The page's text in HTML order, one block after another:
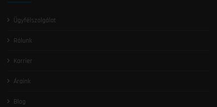
Ügyfélszolgálat
Rólunk
Karrier
Áraink
Blog